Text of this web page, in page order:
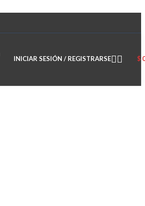
INICIAR SESIÓN / REGISTRARSE $